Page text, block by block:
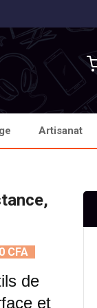
Artisanat
CFA
de
et
×
×
×